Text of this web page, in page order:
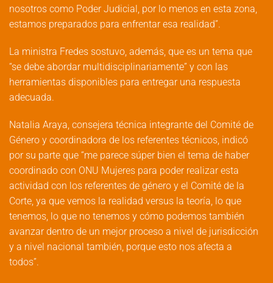
nosotros como Poder Judicial, por lo menos en esta zona,
estamos preparados para enfrentar esa realidad”.
La ministra Fredes sostuvo, además, que es un tema que
“se debe abordar multidisciplinariamente” y con las
herramientas disponibles para entregar una respuesta
adecuada.
Natalia Araya, consejera técnica integrante del Comité de
Género y coordinadora de los referentes técnicos, indicó
por su parte que “me parece súper bien el tema de haber
coordinado con ONU Mujeres para poder realizar esta
actividad con los referentes de género y el Comité de la
Corte, ya que vemos la realidad versus la teoría, lo que
tenemos, lo que no tenemos y cómo podemos también
avanzar dentro de un mejor proceso a nivel de jurisdicción
y a nivel nacional también, porque esto nos afecta a
todos”.